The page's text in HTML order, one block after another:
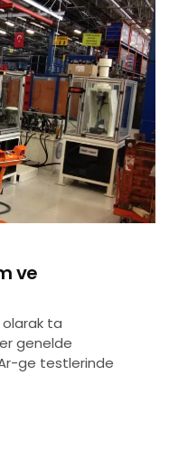
ve
ta
genelde
ge testlerinde